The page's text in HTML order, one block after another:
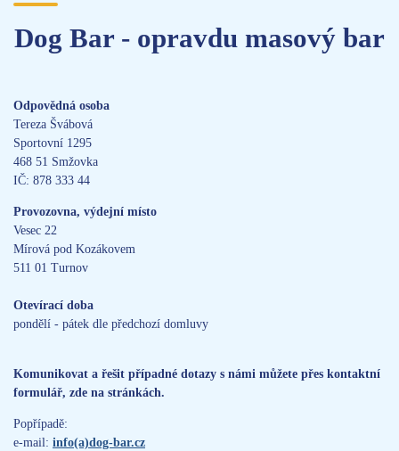
Dog Bar - opravdu masový bar
Odpovědná osoba
Tereza Švábová
Sportovní 1295
468 51 Smžovka
IČ: 878 333 44
Provozovna, výdejní místo
Vesec 22
Mírová pod Kozákovem
511 01 Turnov
Otevírací doba
pondělí - pátek dle předchozí domluvy
Komunikovat a řešit případné dotazy s námi můžete přes kontaktní
formulář, zde na stránkách.
Popřípadě:
e-mail: info(a)dog-bar.cz